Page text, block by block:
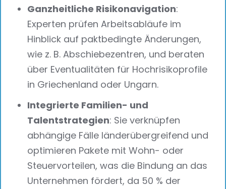
Ganzheitliche Risikonavigation:
Experten prüfen Arbeitsabläufe im
Hinblick auf paktbedingte Änderungen,
wie z. B. Abschiebezentren, und beraten
über Eventualitäten für Hochrisikoprofile
in Griechenland oder Ungarn.
Integrierte Familien- und
Talentstrategien: Sie verknüpfen
abhängige Fälle länderübergreifend und
optimieren Pakete mit Wohn- oder
Steuervorteilen, was die Bindung an das
Unternehmen fördert, da 50 % der